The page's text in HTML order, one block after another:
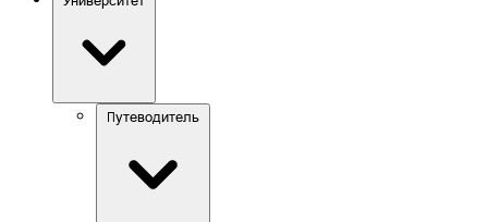
Путеводитель